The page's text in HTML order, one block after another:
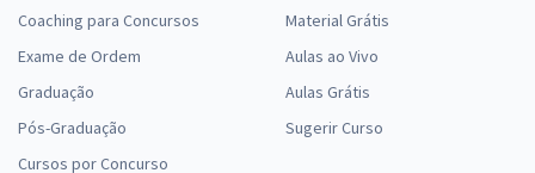
Coaching para Concursos
Exame de Ordem
Graduação
Pós-Graduação
Cursos por Concurso
Material Grátis
Aulas ao Vivo
Aulas Grátis
Sugerir Curso